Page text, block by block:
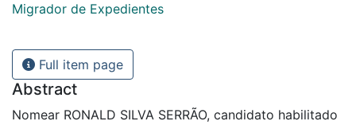
Migrador de Expedientes
Full item page
Abstract
Nomear RONALD SILVA SERRÃO, candidato habilitado